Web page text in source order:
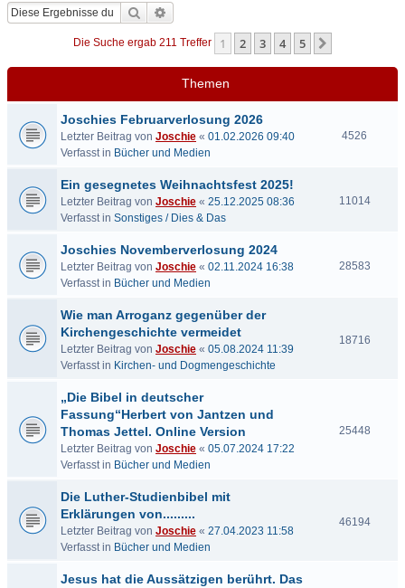
Suche
Die Suche ergab 211 Treffer 1 2 3 4 5
Themen
Joschies Februarverlosung 2026
Letzter Beitrag von Joschie « 01.02.2026 09:40
Verfasst in Bücher und Medien
4526
Ein gesegnetes Weihnachtsfest 2025!
Letzter Beitrag von Joschie « 25.12.2025 08:36
Verfasst in Sonstiges / Dies & Das
11014
Joschies Novemberverlosung 2024
Letzter Beitrag von Joschie « 02.11.2024 16:38
Verfasst in Bücher und Medien
28583
Wie man Arroganz gegenüber der
Kirchengeschichte vermeidet
Letzter Beitrag von Joschie « 05.08.2024 11:39
Verfasst in Kirchen- und Dogmengeschichte
18716
„Die Bibel in deutscher
Fassung“Herbert von Jantzen und
Thomas Jettel. Online Version
Letzter Beitrag von Joschie « 05.07.2024 17:22
Verfasst in Bücher und Medien
25448
Die Luther-Studienbibel mit
Erklärungen von.........
Letzter Beitrag von Joschie « 27.04.2023 11:58
Verfasst in Bücher und Medien
46194
Jesus hat die Aussätzigen berührt. Das